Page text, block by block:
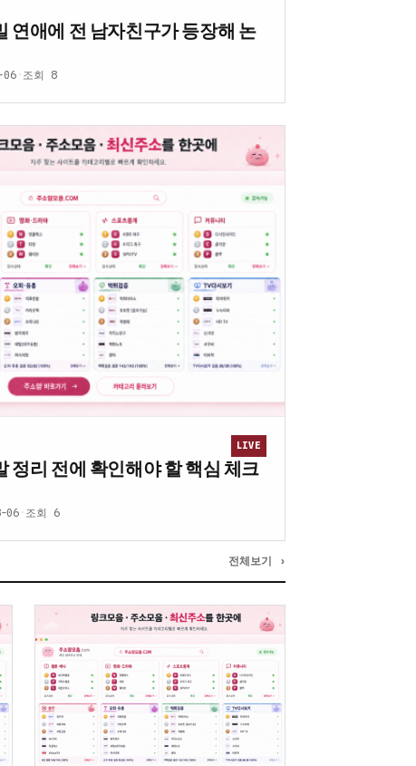
연애에 전 남자친구가 등장해 논
06 · 조회 8
LIVE
정리 전에 확인해야 할 핵심 체크
06 · 조회 6
전체보기 ›